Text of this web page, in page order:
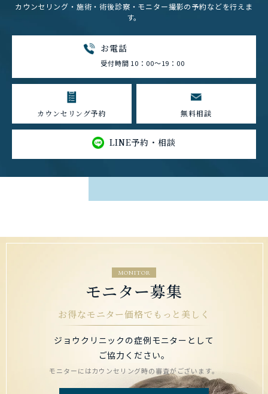
カウンセリング・施術・術後診察・モニター撮影の予約などを行えま
す。
お電話
受付時間 10：00～19：00
カウンセリング予約 無料相談
LINE予約・相談
MONITOR
モニター募集
お得なモニター価格でもっと美しく
ジョウクリニックの症例モニターとして
ご協力ください。
モニターにはカウンセリング時の審査がございます。